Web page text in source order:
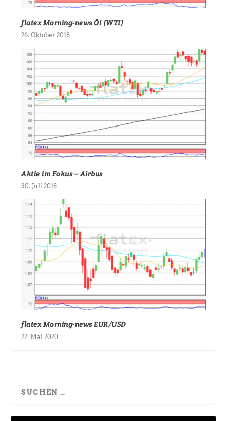
flatex Morning-news Öl (WTI)
26. Oktober 2018
Aktie im Fokus – Airbus
30. Juli 2018
flatex Morning-news EUR/USD
22. Mai 2020